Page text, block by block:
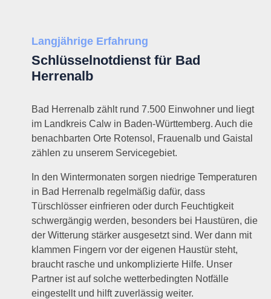
Langjährige Erfahrung
Schlüsselnotdienst für Bad
Herrenalb
Bad Herrenalb zählt rund 7.500 Einwohner und liegt
im Landkreis Calw in Baden-Württemberg. Auch die
benachbarten Orte Rotensol, Frauenalb und Gaistal
zählen zu unserem Servicegebiet.
In den Wintermonaten sorgen niedrige Temperaturen
in Bad Herrenalb regelmäßig dafür, dass
Türschlösser einfrieren oder durch Feuchtigkeit
schwergängig werden, besonders bei Haustüren, die
der Witterung stärker ausgesetzt sind. Wer dann mit
klammen Fingern vor der eigenen Haustür steht,
braucht rasche und unkomplizierte Hilfe. Unser
Partner ist auf solche wetterbedingten Notfälle
eingestellt und hilft zuverlässig weiter.